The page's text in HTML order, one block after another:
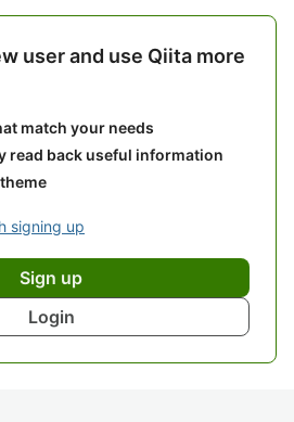
user and use Qiita more
match your needs
read back useful information
signing up
Sign up
Login